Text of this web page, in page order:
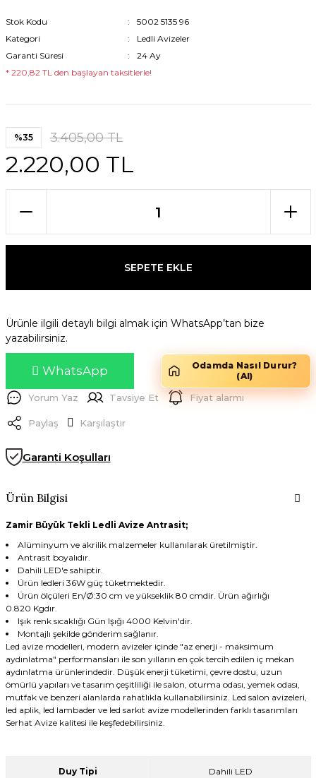
Stok Kodu
5002 5135 96
Kategori
Ledli Avizeler
Garanti Süresi
24 Ay
* 220,82 TL den başlayan taksitlerle!
%35 3.405,00 TL
2.220,00 TL
SEPETE EKLE
Ürünle ilgili detaylı bilgi almak için WhatsApp’tan bize
yazabilirsiniz.
WhatsApp
Odamda Nasıl Durur?
(AI)
Yorum Yaz Tavsiye Et Fiyat alarmı
Paylaş Karşılaştır
Garanti Koşulları
Ürün Bilgisi
Zamir Büyük Tekli Ledli Avize Antrasit;
Alüminyum ve akrilik malzemeler kullanılarak üretilmiştir.
Antrasit boyalıdır.
Dahili LED'e sahiptir.
Ürün ledleri 36W güç tüketmektedir.
Ürün ölçüleri En/Ø:30 cm ve yükseklik 80 cmdir. Ürün ağırlığı
0.820 Kgdır.
Işık renk sıcaklığı Gün Işığı 4000 Kelvin'dir.
Montajlı şekilde gönderim sağlanır.
Led avize modelleri, modern avizeler içinde "az enerji - maksimum
aydınlatma" performansları ile son yılların en çok tercih edilen iç mekan
aydınlatma ürünlerindedir. Düşük enerji tüketimi, çevre dostu, uzun
ömürlü yapıları ve tasarım çeşitliliği ile salon, oturma odası, yemek odası,
mutfak ve benzeri alanlarda rahatlıkla kullanabilirsiniz. Led salon avizeleri,
led aplik, led lambader ve led sarkıt avize modellerinden farklı tasarımları
Serhat Avize kalitesi ile keşfedebilirsiniz.
Duy Tipi Dahili LED